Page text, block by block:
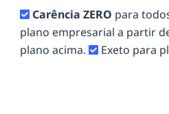
Carência ZERO para
plano empresarial a partir
plano acima.
Exeto para